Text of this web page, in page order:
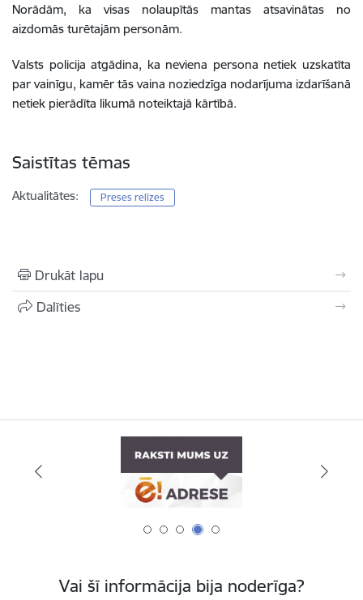
Norādām, ka visas nolaupītās mantas atsavinātas no
aizdomās turētajām personām.
Valsts policija atgādina, ka neviena persona netiek uzskatīta
par vainīgu, kamēr tās vaina noziedzīga nodarījuma izdarīšanā
netiek pierādīta likumā noteiktajā kārtībā.
Saistītas tēmas
Aktualitātes: Preses relīzes
Drukāt lapu
Dalīties
Vai šī informācija bija noderīga?